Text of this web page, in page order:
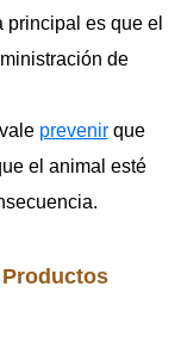
principal es que el
de
prevenirque
el animal esté